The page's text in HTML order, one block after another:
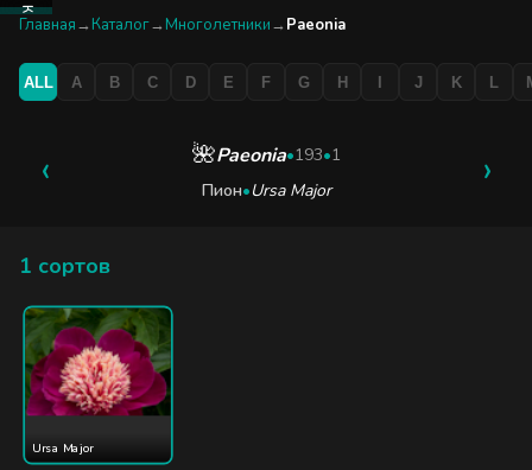
КАТАЛОГ
БУТИК
Главная→ Каталог→ Многолетники→ Paeonia
ALL A B C D E F G H I J K L
‹ 🌺Paeonia•193•1
Пион•Ursa Major ›
1 сортов
Ursa Major